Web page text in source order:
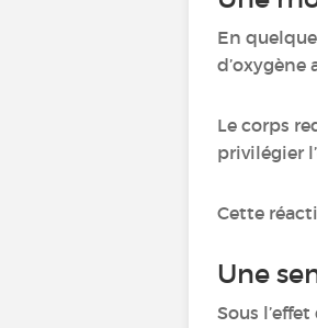
En
d’oxygène
Le corps
privilégier
Cette
Une
Sous